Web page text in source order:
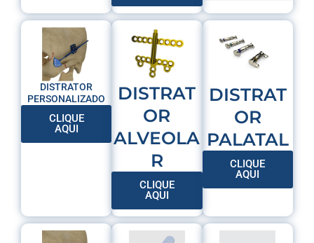
DISTRATOR
PERSONALIZADO
CLIQUE
AQUI
DISTRAT
OR
ALVEOLA
R
CLIQUE
AQUI
DISTRAT
OR
PALATAL
CLIQUE
AQUI